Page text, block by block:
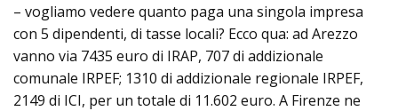
– vogliamo vedere quanto paga una singola impresa
con 5 dipendenti, di tasse locali? Ecco qua: ad Arezzo
vanno via 7435 euro di IRAP, 707 di addizionale
comunale IRPEF; 1310 di addizionale regionale IRPEF,
2149 di ICI, per un totale di 11.602 euro. A Firenze ne